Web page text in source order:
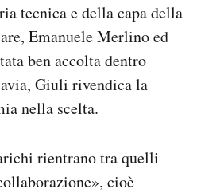
tecnica e della capa della
Emanuele Merlino ed
ben accolta dentro
Giuli rivendica la
nella scelta.
rientrano tra quelli
cioè